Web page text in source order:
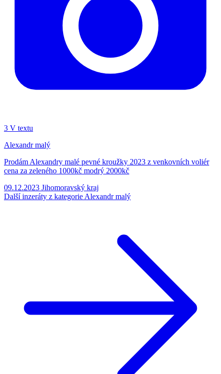
3 V textu
Alexandr malý
Prodám Alexandry malé pevné kroužky 2023 z venkovních voliér
cena za zeleného 1000kč modrý 2000kč
09.12.2023 Jihomoravský kraj
Další inzeráty z kategorie Alexandr malý